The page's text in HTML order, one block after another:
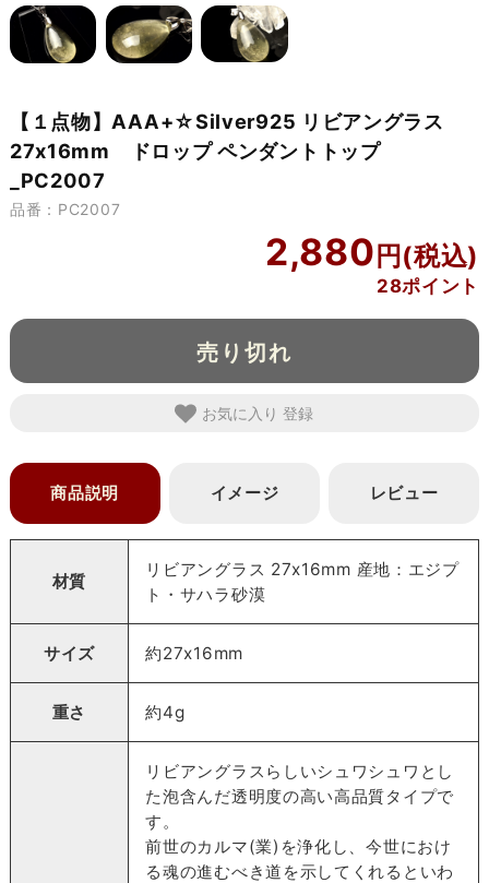
【１点物】AAA+☆Silver925 リビアングラス
27x16mm ドロップ ペンダントトップ
_PC2007
品番：PC2007
2,880
28ポイント
売り切れ
お気に入り
商品説明 イメージ レビュー
材質
リビアングラス 27x16mm 産地：エジプ
ト・サハラ砂漠
サイズ 約27x16mm
重さ 約4g
リビアングラスらしいシュワシュワとし
た泡含んだ透明度の高い高品質タイプで
す。
前世のカルマ(業)を浄化し、今世におけ
る魂の進むべき道を示してくれるといわ